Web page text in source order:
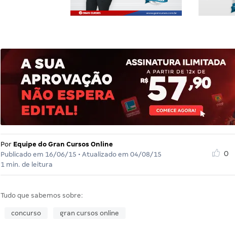
Por Equipe do Gran Cursos Online
Publicado em 16/06/15 • Atualizado em 04/08/15
1 min. de leitura
0
Tudo que sabemos sobre:
concurso gran cursos online